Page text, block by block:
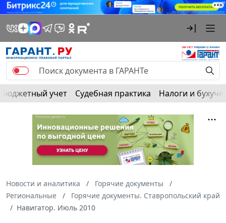
Бюджетный учет Судебная практика Налоги и
Новости и аналитика
Горячие документы
Региональные
Горячие документы. Ставропольский край
Навигатор. Июль 2010